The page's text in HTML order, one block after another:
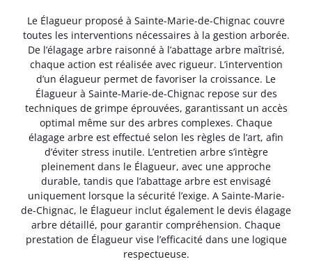
Le Élagueur proposé à Sainte-Marie-de-Chignac couvre
toutes les interventions nécessaires à la gestion arborée.
De l’élagage arbre raisonné à l’abattage arbre maîtrisé,
chaque action est réalisée avec rigueur. L’intervention
d’un élagueur permet de favoriser la croissance. Le
Élagueur à Sainte-Marie-de-Chignac repose sur des
techniques de grimpe éprouvées, garantissant un accès
optimal même sur des arbres complexes. Chaque
élagage arbre est effectué selon les règles de l’art, afin
d’éviter stress inutile. L’entretien arbre s’intègre
pleinement dans le Élagueur, avec une approche
durable, tandis que l’abattage arbre est envisagé
uniquement lorsque la sécurité l’exige. A Sainte-Marie-
de-Chignac, le Élagueur inclut également le devis élagage
arbre détaillé, pour garantir compréhension. Chaque
prestation de Élagueur vise l’efficacité dans une logique
respectueuse.